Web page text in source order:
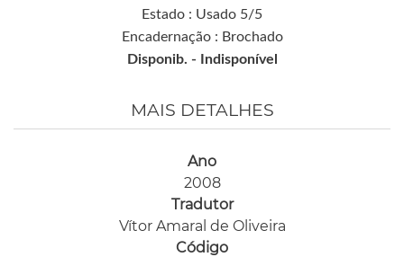
Estado : Usado 5/5
Encadernação : Brochado
Disponib. -
Indisponível
MAIS DETALHES
Ano
2008
Tradutor
Vítor Amaral de Oliveira
Código